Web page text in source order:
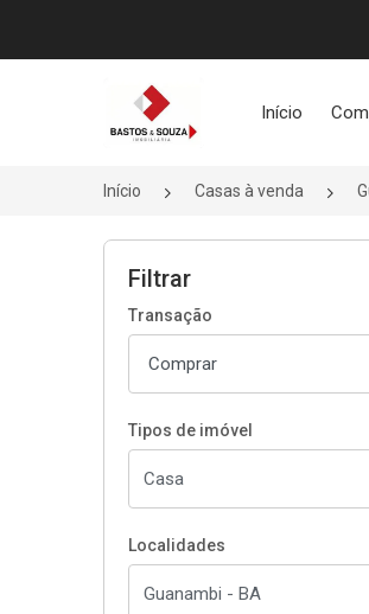
Página inicial
Início
Início Casas à venda
Filtrar
Transação
Tipos de imóvel
Localidades